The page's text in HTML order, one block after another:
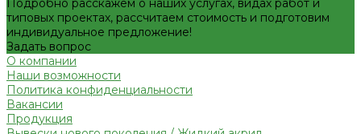
Подробно расскажем о наших услугах, видах работ и
типовых проектах, рассчитаем стоимость и подготовим
индивидуальное предложение!
Задать вопрос
О компании
Наши возможности
Политика конфиденциальности
Вакансии
Продукция